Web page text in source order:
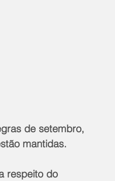
de setembro,
mantidas.
respeito do